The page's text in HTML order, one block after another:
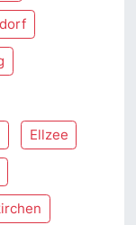
Ellzee